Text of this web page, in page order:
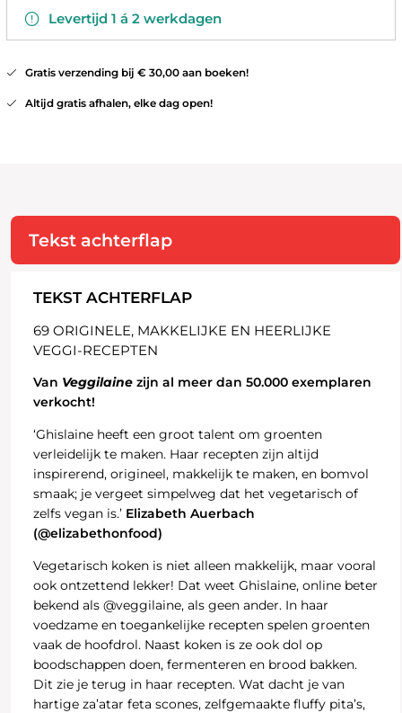
Levertijd 1 á 2 werkdagen
Gratis verzending bij € 30,00 aan boeken!
Altijd gratis afhalen, elke dag open!
Tekst achterflap
TEKST ACHTERFLAP
69 ORIGINELE, MAKKELIJKE EN HEERLIJKE
VEGGI-RECEPTEN
Van Veggilainezijn al meer dan 50.000 exemplaren
verkocht!
‘Ghislaine heeft een groot talent om groenten
verleidelijk te maken. Haar recepten zijn altijd
inspirerend, origineel, makkelijk te maken, en bomvol
smaak; je vergeet simpelweg dat het vegetarisch of
zelfs vegan is.’ Elizabeth Auerbach
(@elizabethonfood)
Vegetarisch koken is niet alleen makkelijk, maar vooral
ook ontzettend lekker! Dat weet Ghislaine, online beter
bekend als @veggilaine, als geen ander. In haar
voedzame en toegankelijke recepten spelen groenten
vaak de hoofdrol. Naast koken is ze ook dol op
boodschappen doen, fermenteren en brood bakken.
Dit zie je terug in haar recepten. Wat dacht je van
hartige za’atar feta scones, zelfgemaakte fluffy pita’s,